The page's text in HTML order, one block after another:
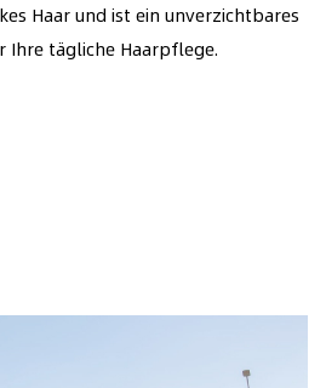
Haar und ist ein unverzichtbares
Ihre tägliche Haarpflege.